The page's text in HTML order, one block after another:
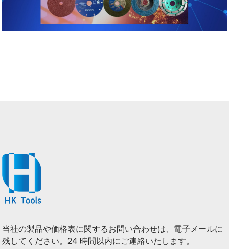
当社の製品や価格表に関するお問い合わせは、電子メールに
残してください。24 時間以内にご連絡いたします。